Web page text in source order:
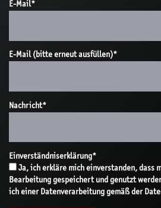
E-Mail*
E-Mail (bitte erneut ausfüllen)*
Nachricht*
Einverständniserklärung*
Bearbeitung gespeichert und genutzt
ich einer Datenverarbeitung gemäß der